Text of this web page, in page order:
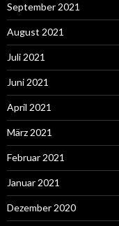
September 2021
August 2021
Juli 2021
Juni 2021
April 2021
März 2021
Februar 2021
Januar 2021
Dezember 2020